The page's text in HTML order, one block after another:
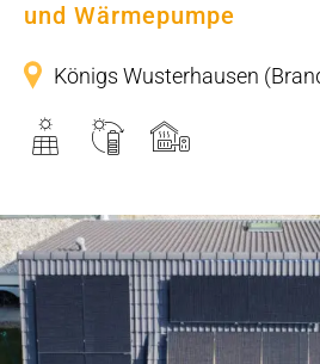
und Wärmepumpe
Königs Wusterhausen